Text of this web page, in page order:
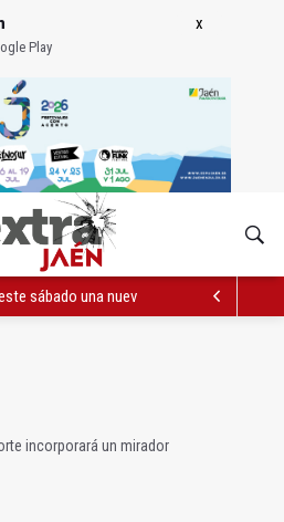
Play
sábado una nueva jornada de Orgullo
incorporará un mirador